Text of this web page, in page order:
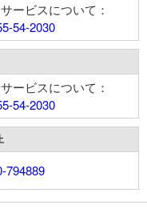
ービスについて：
54-2030
ービスについて：
54-2030
794889